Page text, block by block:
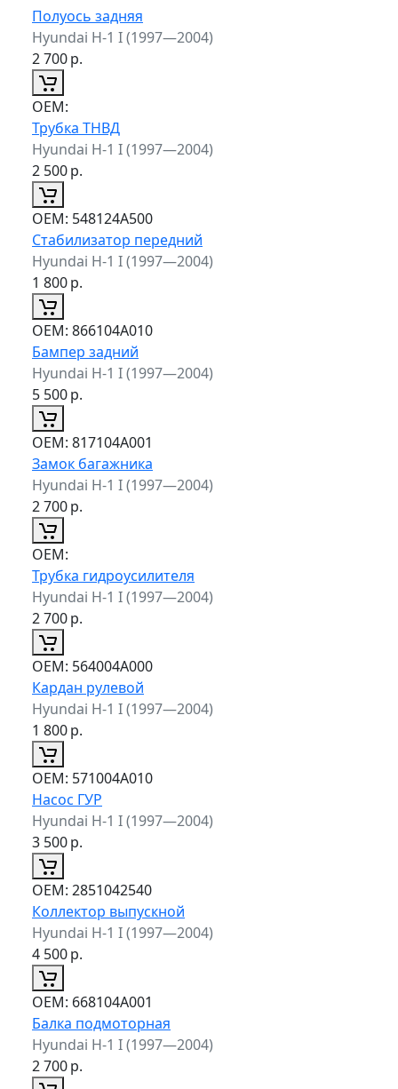
Полуось задняя
Hyundai H-1 I (1997—2004)
2 700р.
ОЕМ:
Трубка ТНВД
Hyundai H-1 I (1997—2004)
2 500р.
ОЕМ: 548124A500
Стабилизатор передний
Hyundai H-1 I (1997—2004)
1 800р.
ОЕМ: 866104A010
Бампер задний
Hyundai H-1 I (1997—2004)
5 500р.
ОЕМ: 817104A001
Замок багажника
Hyundai H-1 I (1997—2004)
2 700р.
ОЕМ:
Трубка гидроусилителя
Hyundai H-1 I (1997—2004)
2 700р.
ОЕМ: 564004A000
Кардан рулевой
Hyundai H-1 I (1997—2004)
1 800р.
ОЕМ: 571004A010
Насос ГУР
Hyundai H-1 I (1997—2004)
3 500р.
ОЕМ: 2851042540
Коллектор выпускной
Hyundai H-1 I (1997—2004)
4 500р.
ОЕМ: 668104A001
Балка подмоторная
Hyundai H-1 I (1997—2004)
2 700р.